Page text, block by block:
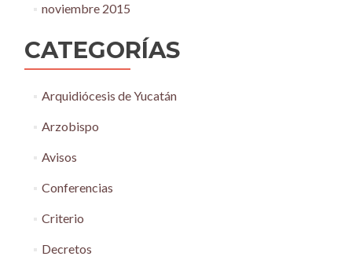
noviembre 2015
CATEGORÍAS
Arquidiócesis de Yucatán
Arzobispo
Avisos
Conferencias
Criterio
Decretos